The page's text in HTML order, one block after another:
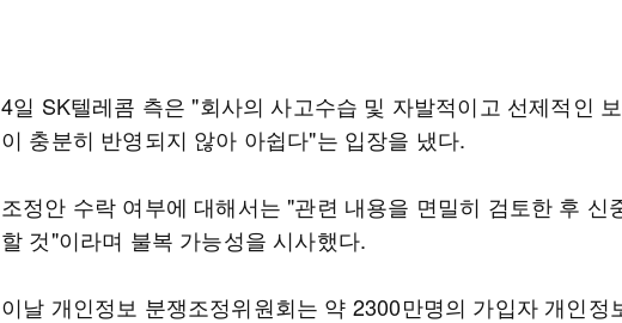
4일 SK텔레콤 측은 "회사의 사고수습 및 자발적이고 선제적인
이 충분히 반영되지 않아 아쉽다"는 입장을 냈다.
조정안 수락 여부에 대해서는 "관련 내용을 면밀히 검토한 후 신
할 것"이라며 불복 가능성을 시사했다.
이날 개인정보 분쟁조정위원회는 약 2300만명의 가입자 개인정